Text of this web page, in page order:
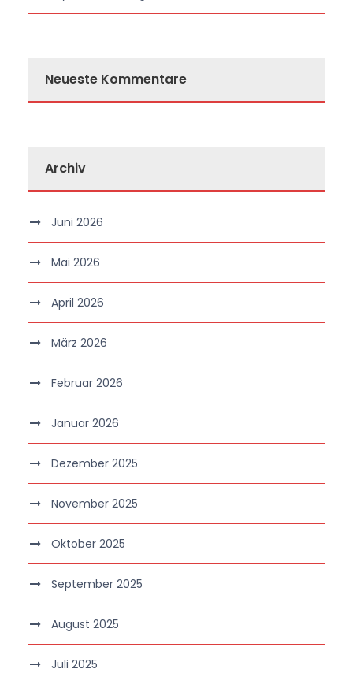
Neueste Kommentare
Archiv
Juni 2026
Mai 2026
April 2026
März 2026
Februar 2026
Januar 2026
Dezember 2025
November 2025
Oktober 2025
September 2025
August 2025
Juli 2025